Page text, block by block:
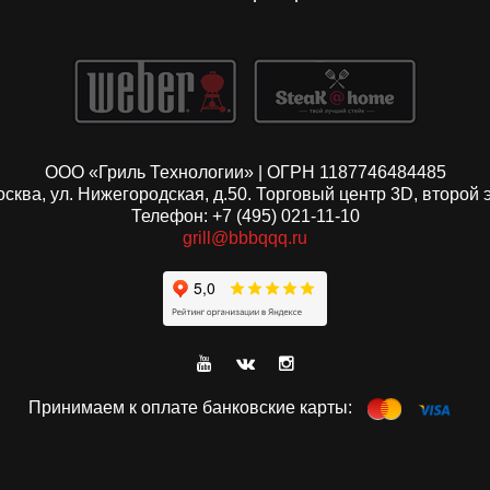
ООО «Гриль Технологии» | ОГРН 1187746484485
ул. Нижегородская, д.50. Торговый центр 3D, второй
Телефон: +7 (495) 021-11-10
grill@bbbqqq.ru
Принимаем к оплате банковские карты: